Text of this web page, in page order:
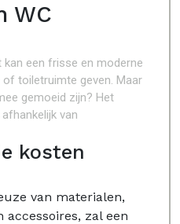
WC
kan een frisse en moderne
toiletruimte geven. Maar
gemoeid zijn? Het
van
kosten
van materialen,
accessoires, zal een